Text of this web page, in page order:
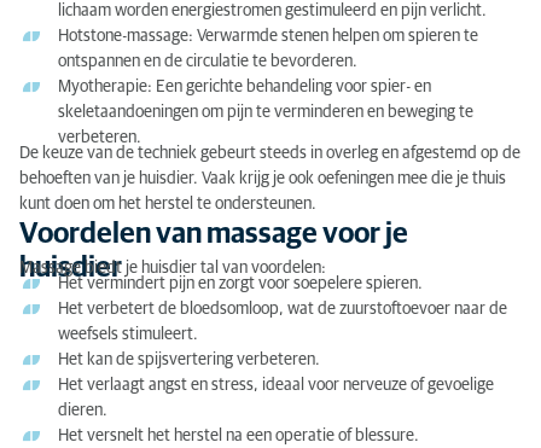
lichaam worden energiestromen gestimuleerd en pijn verlicht.
Hotstone-massage: Verwarmde stenen helpen om spieren te
ontspannen en de circulatie te bevorderen.
Myotherapie: Een gerichte behandeling voor spier- en
skeletaandoeningen om pijn te verminderen en beweging te
verbeteren.
De keuze van de techniek gebeurt steeds in overleg en afgestemd op de
behoeften van je huisdier. Vaak krijg je ook oefeningen mee die je thuis
kunt doen om het herstel te ondersteunen.
Voordelen van massage voor je
huisdier
Massage biedt je huisdier tal van voordelen:
Het vermindert pijn en zorgt voor soepelere spieren.
Het verbetert de bloedsomloop, wat de zuurstoftoevoer naar de
weefsels stimuleert.
Het kan de spijsvertering verbeteren.
Het verlaagt angst en stress, ideaal voor nerveuze of gevoelige
dieren.
Het versnelt het herstel na een operatie of blessure.